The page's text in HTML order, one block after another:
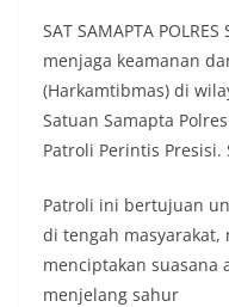
SAT SAMAPTA
menjaga keamanan
(Harkamtibmas) di
Satuan Samapta
Patroli Perintis Presisi.
Patroli ini bertujuan
di tengah masyarakat,
menciptakan suasana
menjelang sahur